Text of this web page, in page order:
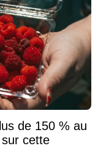
de 150 % au
cette